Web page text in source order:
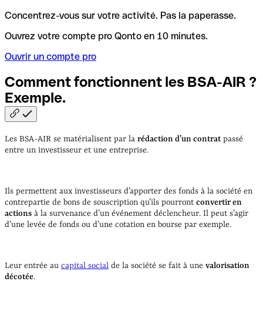
Concentrez-vous sur votre activité. Pas la paperasse.
Ouvrez votre compte pro Qonto en 10 minutes.
Ouvrir un compte pro
Comment fonctionnent les BSA-AIR ?
Exemple.
Les BSA-AIR se matérialisent par la rédaction d’un contrat passé
entre un investisseur et une entreprise.
Ils permettent aux investisseurs d’apporter des fonds à la société en
contrepartie de bons de souscription qu’ils pourront convertir en
actions à la survenance d’un événement déclencheur. Il peut s’agir
d’une levée de fonds ou d’une cotation en bourse par exemple.
Leur entrée au capital social de la société se fait à une valorisation
décotée.